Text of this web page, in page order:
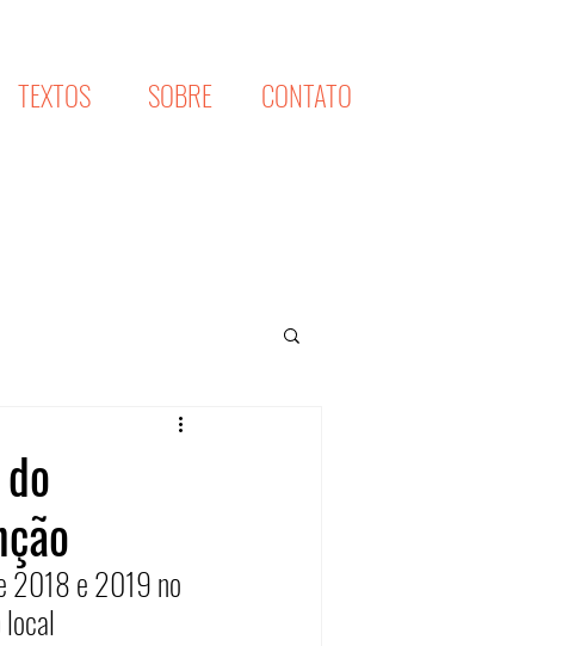
TEXTOS SOBRE CONTATO
2018 e 2019 no